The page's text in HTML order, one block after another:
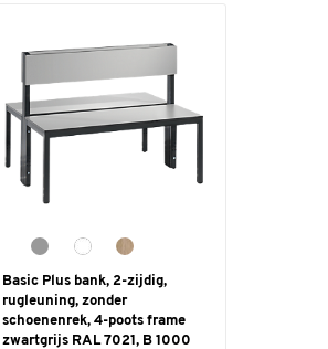
Basic Plus bank, 2-zijdig,
rugleuning, zonder
schoenenrek, 4-poots frame
zwartgrijs RAL 7021, B 1000